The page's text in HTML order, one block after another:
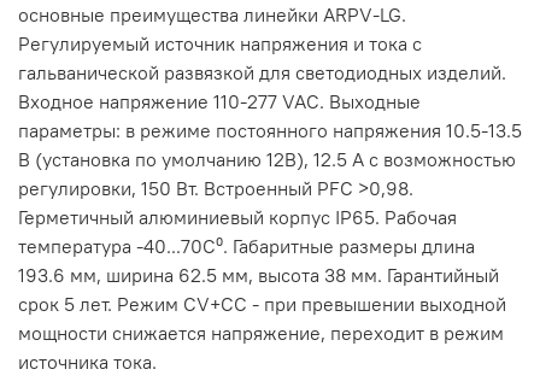
основные преимущества линейки ARPV-LG.
Регулируемый источник напряжения и тока с
гальванической развязкой для светодиодных изделий.
Входное напряжение 110-277 VAC. Выходные
параметры: в режиме постоянного напряжения 10.5-13.5
В (установка по умолчанию 12В), 12.5 А с возможностью
регулировки, 150 Вт. Встроенный PFC >0,98.
Герметичный алюминиевый корпус IP65. Рабочая
температура -40...70C⁰. Габаритные размеры длина
193.6 мм, ширина 62.5 мм, высота 38 мм. Гарантийный
срок 5 лет. Режим CV+CC - при превышении выходной
мощности снижается напряжение, переходит в режим
источника тока.